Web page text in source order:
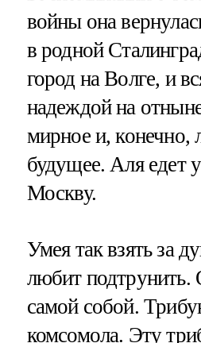
войны она
в родной
город на Волге, и
надеждой на
мирное и, конечно,
будущее. Аля едет
Москву.
Умея так взять за
любит подтрунить.
самой собой.
комсомола. Эту